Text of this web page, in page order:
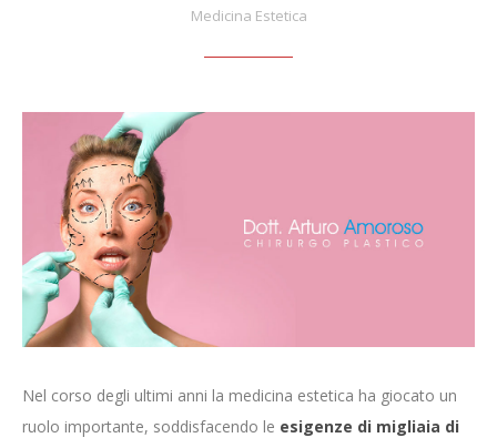
Medicina Estetica
Nel corso degli ultimi anni la medicina estetica ha giocato un
ruolo importante, soddisfacendo le esigenze di migliaia di